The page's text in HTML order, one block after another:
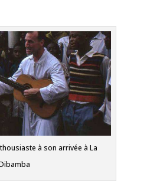
à son arrivée à La